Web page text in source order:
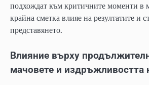
подхождат към критичните моменти в
крайна сметка влияе на резултатите и
представянето.
Влияние върху
мачовете и издръжливостта